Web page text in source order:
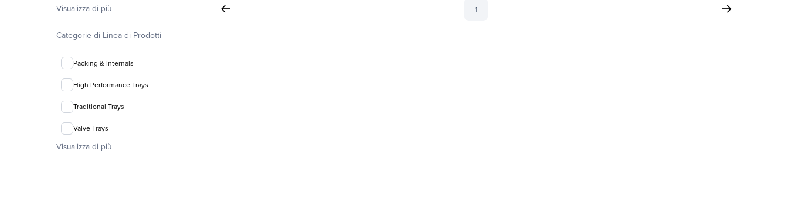
Visualizza di più
Categorie di Linea di Prodotti
Packing & Internals
High Performance Trays
Traditional Trays
Valve Trays
Visualizza di più
1